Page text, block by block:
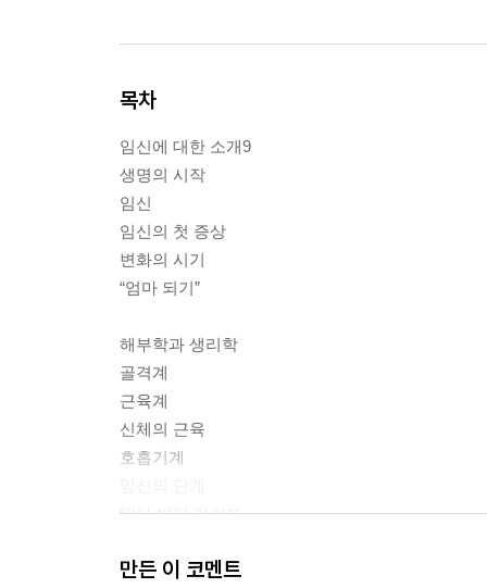
목차
임신에 대한 소개9
생명의 시작
임신
임신의 첫 증상
변화의 시기
“엄마 되기”
해부학과 생리학
골격계
근육계
신체의 근육
호흡기계
태아 발달 가이드
임신 중 스트레칭
만든 이 코멘트